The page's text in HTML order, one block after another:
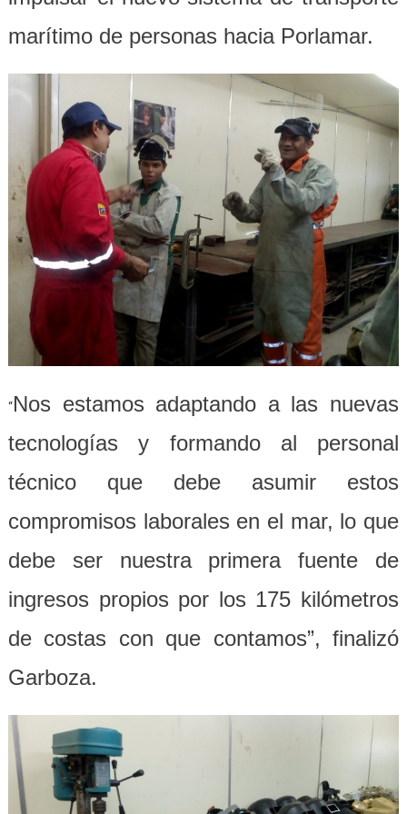
marítimo de personas hacia Porlamar.
“Nos estamos adaptando a las nuevas
tecnologías y formando al personal
técnico que debe asumir estos
compromisos laborales en el mar, lo que
debe ser nuestra primera fuente de
ingresos propios por los 175 kilómetros
de costas con que contamos”, finalizó
Garboza.